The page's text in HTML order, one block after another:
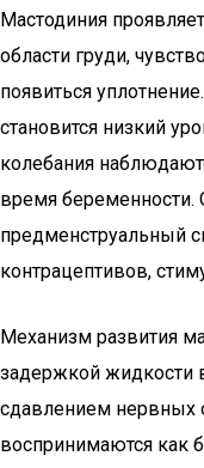
Мастодиния
области груди,
появиться
становится низкий
колебания
время
предменструальный
контрацептивов,
Механизм развития
задержкой жидкости
сдавлением нервных
воспринимаются как